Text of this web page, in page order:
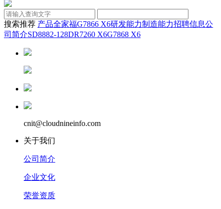
搜索推荐 产品全家福G7866 X6研发能力制造能力招聘信息公
司简介SD8882-128DR7260 X6G7868 X6
cnit@cloudnineinfo.com
关于我们
公司简介
企业文化
荣誉资质